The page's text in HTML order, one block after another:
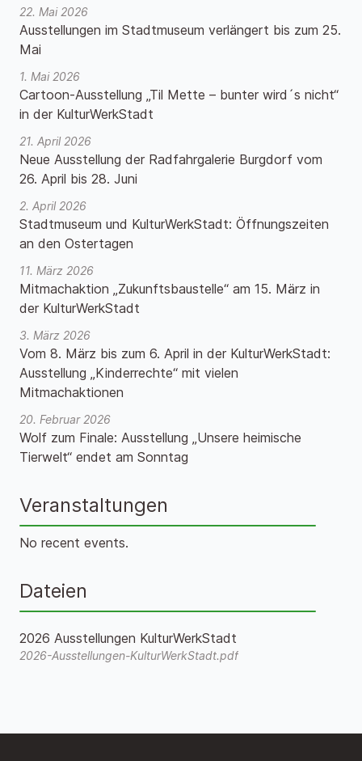
22. Mai 2026
Ausstellungen im Stadtmuseum verlängert bis zum 25.
Mai
1. Mai 2026
Cartoon-Ausstellung „Til Mette – bunter wird´s nicht“
in der KulturWerkStadt
21. April 2026
Neue Ausstellung der Radfahrgalerie Burgdorf vom
26. April bis 28. Juni
2. April 2026
Stadtmuseum und KulturWerkStadt: Öffnungszeiten
an den Ostertagen
11. März 2026
Mitmachaktion „Zukunftsbaustelle“ am 15. März in
der KulturWerkStadt
3. März 2026
Vom 8. März bis zum 6. April in der KulturWerkStadt:
Ausstellung „Kinderrechte“ mit vielen
Mitmachaktionen
20. Februar 2026
Wolf zum Finale: Ausstellung „Unsere heimische
Tierwelt“ endet am Sonntag
Veranstaltungen
No recent events.
Dateien
2026 Ausstellungen KulturWerkStadt
2026-Ausstellungen-KulturWerkStadt.pdf